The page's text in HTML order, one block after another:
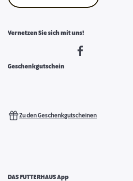
Vernetzen Sie sich mit uns!
Geschenkgutschein
Zu den Geschenkgutscheinen
DAS FUTTERHAUS App